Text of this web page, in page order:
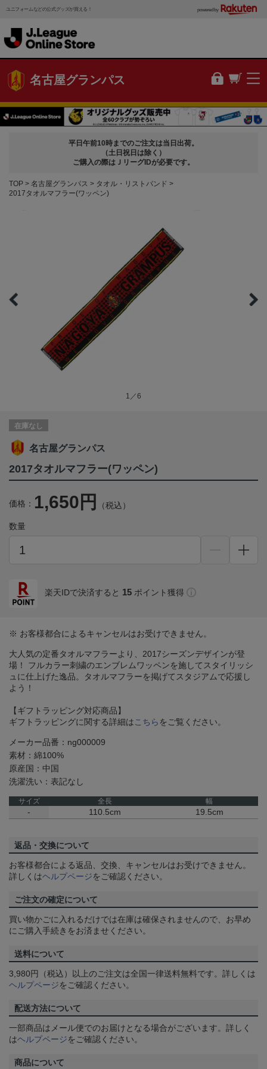
ユニフォームなどの公式グッズが買える！ powered by
名古屋グランパス
平日午前10時までのご注文は当日出荷。
（土日祝日は除く）
ご購入の際はＪリーグIDが必要です。
TOP 名古屋グランパス
タオル・リストバンド
2017タオルマフラー(ワッペン)
1／6
在庫なし
名古屋グランパス
2017タオルマフラー(ワッペン)
価格： 1,650円 （税込）
数量
楽天IDで決済すると 15 ポイント獲得
※ お客様都合によるキャンセルはお受けできません。
大人気の定番タオルマフラーより、2017シーズンデザインが登
場！ フルカラー刺繍のエンブレムワッペンを施してスタイリッシ
ュに仕上げた逸品。タオルマフラーを掲げてスタジアムで応援し
よう！
【ギフトラッピング対応商品】
ギフトラッピングに関する詳細は こちら をご覧ください。
メーカー品番：ng000009
素材：綿100%
原産国：中国
洗濯洗い：表記なし
サイズ 全長 幅
- 110.5cm 19.5cm
返品・交換について
お客様都合による返品、交換、キャンセルはお受けできません。
詳しくはヘルプページをご確認ください。
ご注文の確定について
買い物かごに入れるだけでは在庫は確保されませんので、お早め
にご購入手続きをお済ませください。
送料について
3,980円（税込）以上のご注文は全国一律送料無料です。詳しくは
ヘルプページをご確認ください。
配送方法について
一部商品はメール便でのお届けとなる場合がございます。詳しく
はヘルプページをご確認ください。
商品について